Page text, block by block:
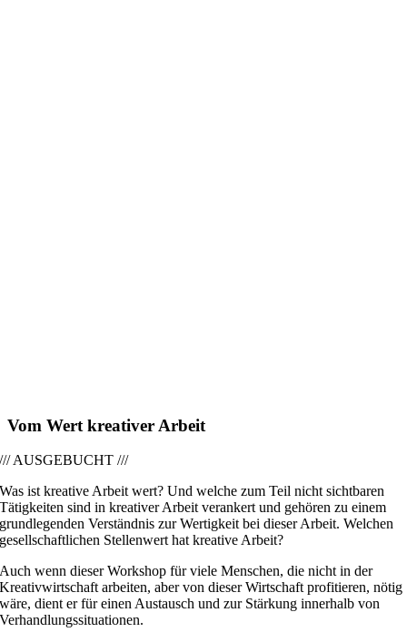
Vom Wert kreativer Arbeit
/// AUSGEBUCHT ///
Was ist kreative Arbeit wert? Und welche zum Teil nicht sichtbaren
Tätigkeiten sind in kreativer Arbeit verankert und gehören zu einem
grundlegenden Verständnis zur Wertigkeit bei dieser Arbeit. Welchen
gesellschaftlichen Stellenwert hat kreative Arbeit?
Auch wenn dieser Workshop für viele Menschen, die nicht in der
Kreativwirtschaft arbeiten, aber von dieser Wirtschaft profitieren, nötig
wäre, dient er für einen Austausch und zur Stärkung innerhalb von
Verhandlungssituationen.